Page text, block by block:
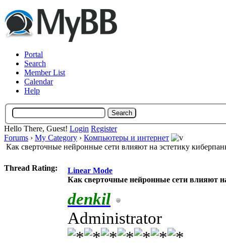
Portal
Search
Member List
Calendar
Help
Hello There, Guest! Login Register
Forums › My Category › Компьютеры и интернет
Как сверточные нейронные сети влияют на эстетику
Thread Rating:
Linear Mode
Как сверточные нейронные сети влияют
denkil
Administrator